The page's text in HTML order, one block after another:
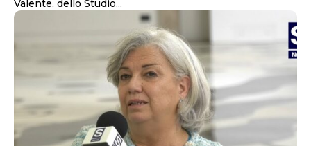
Valente, dello Studio...